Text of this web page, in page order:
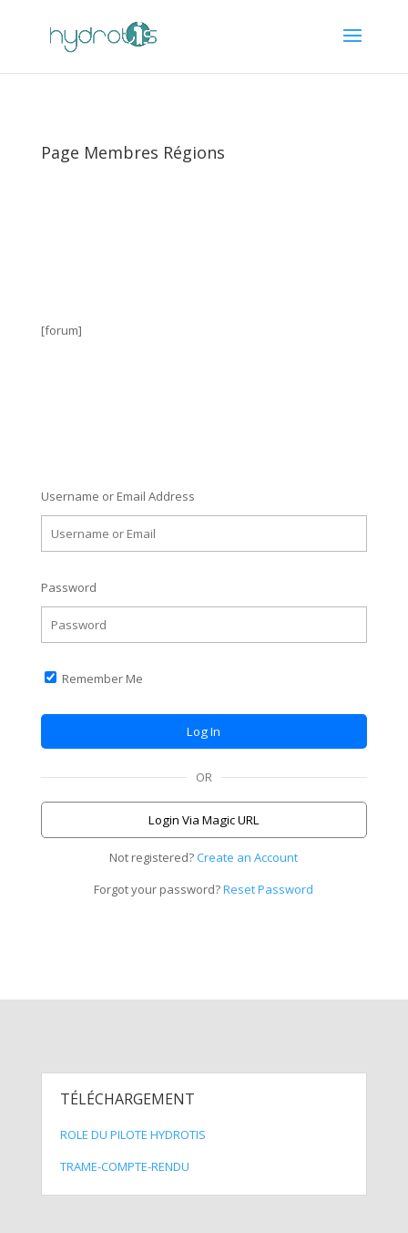
Page Membres Régions
[forum]
Username or Email Address
Password
Remember Me
OR
Login Via Magic URL
Not registered?Create an Account
Forgot your password?Reset Password
TÉLÉCHARGEMENT
ROLE DU PILOTE HYDROTIS
TRAME-COMPTE-RENDU